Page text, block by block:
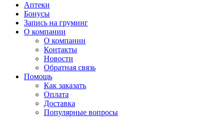
Аптеки
Бонусы
Запись на груминг
О компании
О компании
Контакты
Новости
Обратная связь
Помощь
Как заказать
Оплата
Доставка
Популярные вопросы